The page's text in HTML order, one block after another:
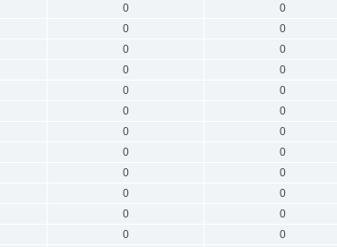
0 0
0 0
0 0
0 0
0 0
0 0
0 0
0 0
0 0
0 0
0 0
0 0